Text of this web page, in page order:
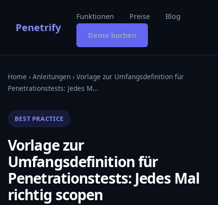
Penetrify
Funktionen Preise Blog
Demo buchen
Home › Anleitungen › Vorlage zur Umfangsdefinition für
Penetrationstests: Jedes M...
BEST PRACTICE
Vorlage zur
Umfangsdefinition für
Penetrationstests: Jedes Mal
richtig scopen